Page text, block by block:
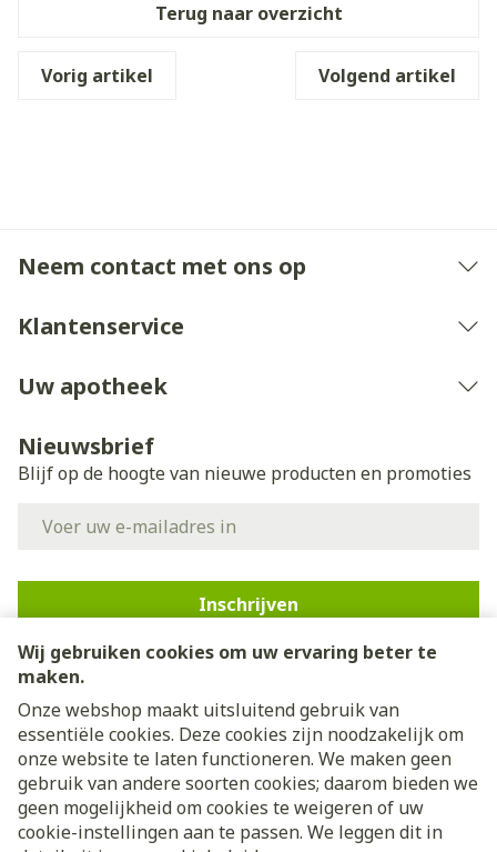
Wij gebruiken cookies om uw ervaring beter te
maken.
Onze webshop maakt uitsluitend gebruik van
essentiële cookies. Deze cookies zijn noodzakelijk om
onze website te laten functioneren. We maken geen
gebruik van andere soorten cookies; daarom bieden we
geen mogelijkheid om cookies te weigeren of uw
cookie-instellingen aan te passen. We leggen dit in
Terug naar overzicht
Vorig artikel Volgend artikel
Neem contact met ons op
Klantenservice
Uw apotheek
Nieuwsbrief
Blijf op de hoogte van nieuwe producten en promoties
Inschrijven
Door op inschrijven te klikken, schrijft u zich in voor onze
nieuwsbrief en gaat u akkoord met onze
Juridische links